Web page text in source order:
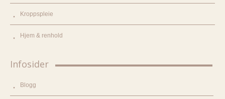
Kroppspleie
Hjem & renhold
Infosider
Blogg